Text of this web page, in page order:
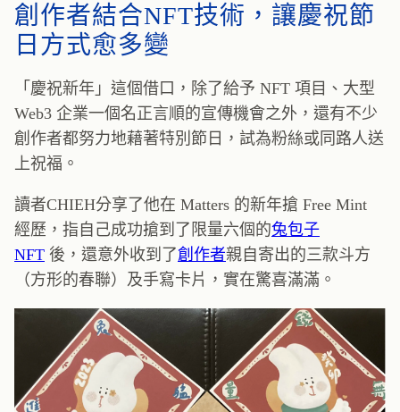
創作者結合NFT技術，讓慶祝節
日方式愈多變
「慶祝新年」這個借口，除了給予 NFT 項目、大型
Web3 企業一個名正言順的宣傳機會之外，還有不少
創作者都努力地藉著特別節日，試為粉絲或同路人送
上祝福。
讀者CHIEH分享了他在 Matters 的新年搶 Free Mint
經歷，指自己成功搶到了限量六個的兔包子
NFT 後，還意外收到了創作者親自寄出的三款斗方
（方形的春聯）及手寫卡片，實在驚喜滿滿。